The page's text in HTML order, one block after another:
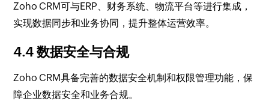
Zoho CRM可与ERP、财务系统、物流平台等进行集成，
实现数据同步和业务协同，提升整体运营效率。
4.4 数据安全与合规
Zoho CRM具备完善的数据安全机制和权限管理功能，保
障企业数据安全和业务合规。